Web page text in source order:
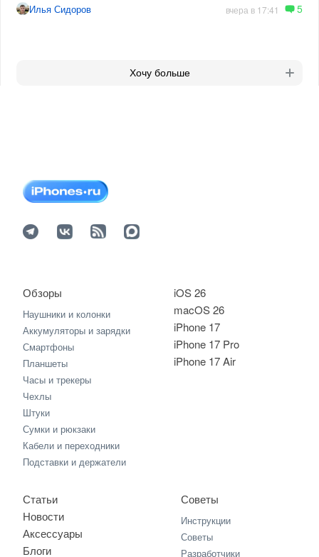
Илья Сидоров вчера в 17:41 5
Хочу больше
iOS 26
macOS 26
iPhone 17
iPhone 17 Pro
iPhone 17 Air
Обзоры
Наушники и колонки
Аккумуляторы и зарядки
Смартфоны
Планшеты
Часы и трекеры
Чехлы
Штуки
Сумки и рюкзаки
Кабели и переходники
Подставки и держатели
Статьи
Новости
Аксессуары
Блоги
Советы
Инструкции
Советы
Разработчики